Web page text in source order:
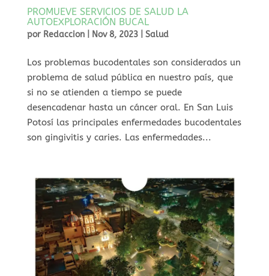
PROMUEVE SERVICIOS DE SALUD LA
AUTOEXPLORACIÓN BUCAL
por Redaccion| Nov 8, 2023| Salud
Los problemas bucodentales son considerados un
problema de salud pública en nuestro país, que
si no se atienden a tiempo se puede
desencadenar hasta un cáncer oral. En San Luis
Potosí las principales enfermedades bucodentales
son gingivitis y caries. Las enfermedades...